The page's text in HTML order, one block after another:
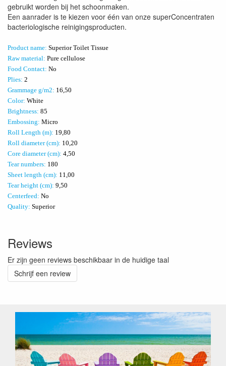
gebruikt worden bij het schoonmaken.
Een aanrader is te kiezen voor één van onze superConcentraten
bacteriologische reinigingsproducten.
Product name: Superior Toilet Tissue
Raw material: Pure cellulose
Food Contact: No
Plies: 2
Grammage g/m2: 16,50
Color: White
Brightness: 85
Embossing: Micro
Roll Length (m): 19,80
Roll diameter (cm): 10,20
Core diameter (cm): 4,50
Tear numbers: 180
Sheet length (cm): 11,00
Tear height (cm): 9,50
Centerfeed: No
Quality: Superior
Reviews
Er zijn geen reviews beschikbaar in de huidige taal
Schrijf een review